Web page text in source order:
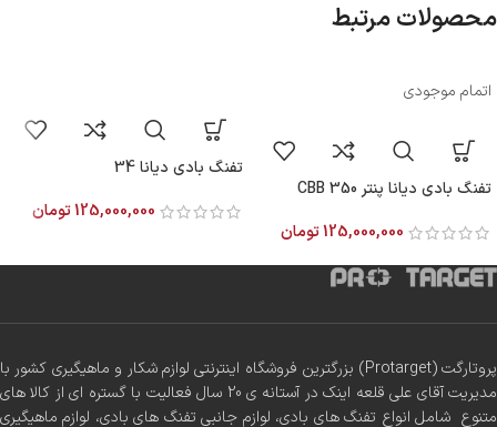
محصولات مرتبط
اتمام موجودی
تفنگ بادی دیانا پنتر 350 CBB
125,000,000تومان
تفنگ بادی دیانا 34
125,000,000تومان
پروتارگت (Protarget) بزرگترین فروشگاه اینترنتی لوازم شکار و ماهیگیری کشور با
مدیریت آقای علی قلعه اینک در آستانه ی 20 سال فعالیت با گستره ای از کالا های
متنوع شامل انواع تفنگ های بادی، لوازم جانبی تفنگ های بادی، لوازم ماهیگیری